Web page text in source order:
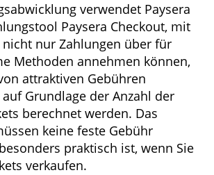
verwendet Paysera
Paysera Checkout, mit
nur Zahlungen über für
Methoden annehmen können,
attraktiven Gebühren
Grundlage der Anzahl der
berechnet werden. Das
keine feste Gebühr
praktisch ist, wenn Sie
verkaufen.